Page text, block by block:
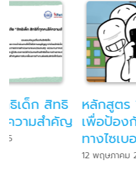
หนังสือถอดบทเรียน
การดำเนินงาน
โครงการเพลินทูเพลย์